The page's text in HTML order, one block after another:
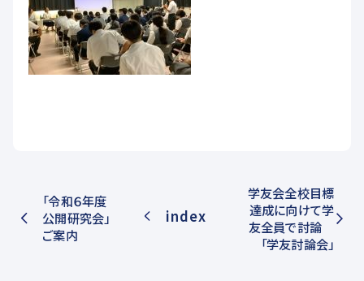
「令和６年度
公開研究会」
ご案内
index
学友会全校目標
達成に向けて学
友全員で討論
「学友討論会」